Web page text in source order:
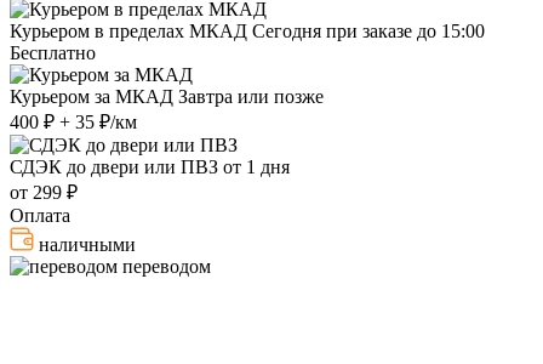
Курьером в пределах МКАД Сегодня при заказе до 15:00
Бесплатно
Курьером за МКАД Завтра или позже
400 ₽ + 35 ₽/км
СДЭК до двери или ПВЗ от 1 дня
от 299 ₽
Оплата
наличными
переводом